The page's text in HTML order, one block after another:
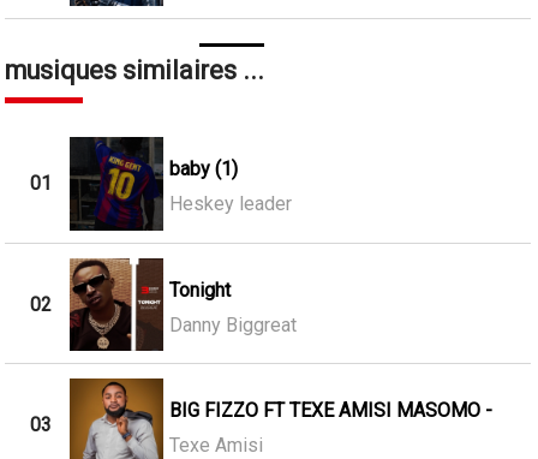
musiques similaires ...
01
baby (1)
Heskey leader
02
Tonight
Danny Biggreat
03
BIG FIZZO FT TEXE AMISI MASOMO -
Texe Amisi